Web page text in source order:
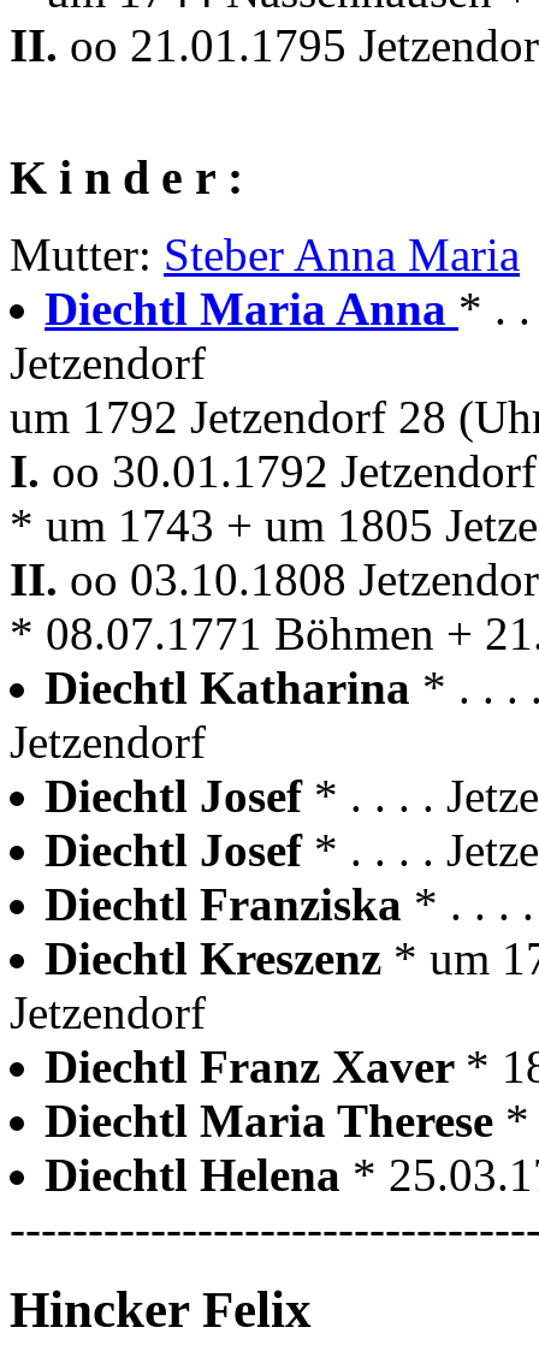
II. oo 21.01.1795
K i n d e r :
Mutter: Steber Anna Maria
Diechtl Maria Anna * . .
Jetzendorf
um 1792 Jetzendorf 28
I. oo 30.01.1792
* um 1743 + um 1805
II. oo 03.10.1808
* 08.07.1771 Böhmen +
Diechtl Katharina * . . .
Jetzendorf
Diechtl Josef * . . . .
Diechtl Josef * . . . .
Diechtl Franziska * . . .
Diechtl Kreszenz * um
Jetzendorf
Diechtl Franz Xaver *
Diechtl Maria Therese *
Diechtl Helena *
Hincker Felix